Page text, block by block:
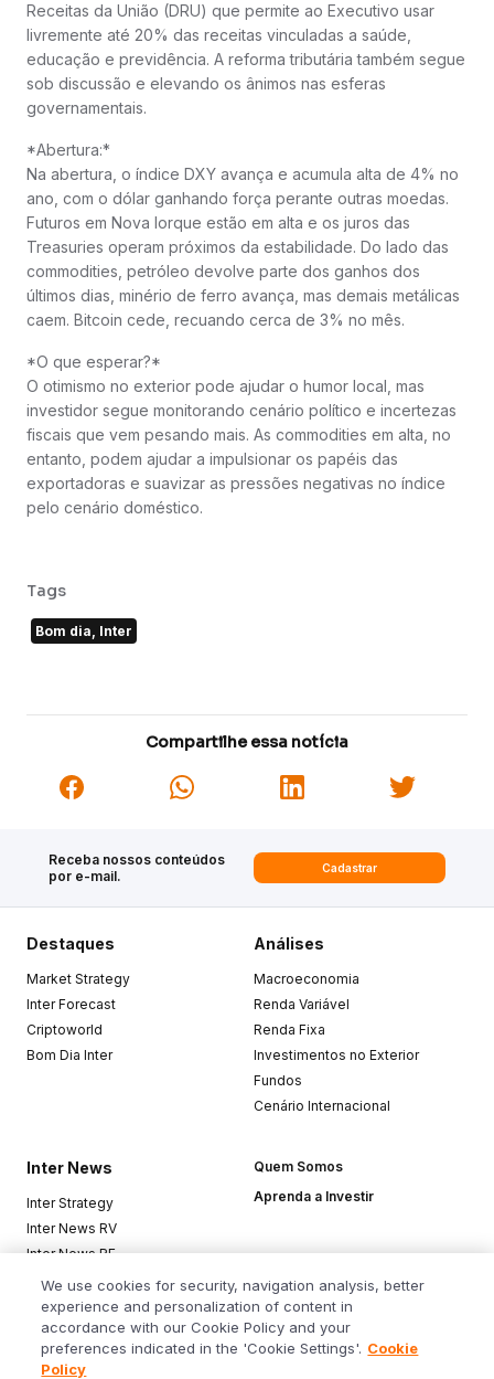
Receitas da União (DRU) que permite ao Executivo usar
livremente até 20% das receitas vinculadas a saúde,
educação e previdência. A reforma tributária também segue
sob discussão e elevando os ânimos nas esferas
governamentais.
*Abertura:*
Na abertura, o índice DXY avança e acumula alta de 4% no
ano, com o dólar ganhando força perante outras moedas.
Futuros em Nova Iorque estão em alta e os juros das
Treasuries operam próximos da estabilidade. Do lado das
commodities, petróleo devolve parte dos ganhos dos
últimos dias, minério de ferro avança, mas demais metálicas
caem. Bitcoin cede, recuando cerca de 3% no mês.
*O que esperar?*
O otimismo no exterior pode ajudar o humor local, mas
investidor segue monitorando cenário político e incertezas
fiscais que vem pesando mais. As commodities em alta, no
entanto, podem ajudar a impulsionar os papéis das
exportadoras e suavizar as pressões negativas no índice
pelo cenário doméstico.
Tags
Bom dia, Inter
Compartilhe essa notícia
Receba nossos conteúdos
por e-mail.
Cadastrar
Destaques
Market Strategy
Inter Forecast
Criptoworld
Bom Dia Inter
Análises
Macroeconomia
Renda Variável
Renda Fixa
Investimentos no Exterior
Fundos
Cenário Internacional
Inter News
Inter Strategy
Inter News RV
Inter News RF
Top Funds
Quem Somos
Aprenda a Investir
Baixe o app
We use cookies for security, navigation analysis, better
experience and personalization of content in
accordance with our Cookie Policy and your
preferences indicated in the 'Cookie Settings'. Cookie
Policy